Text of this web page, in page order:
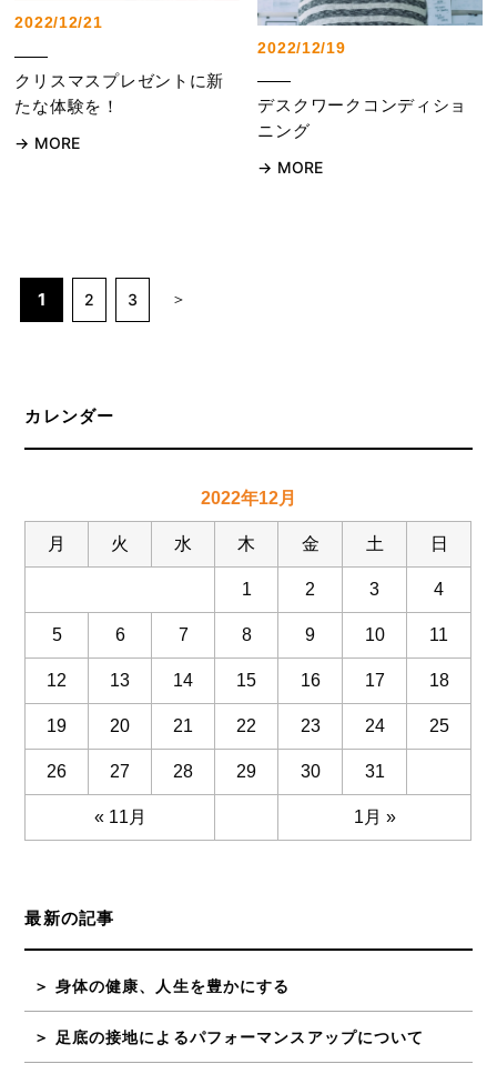
カレンダー
2022年12月
月 火 水 木 金 土 日
« 11月 1月 »
1 2 3 4
5 6 7 8 9 10 11
12 13 14 15 16 17 18
19 20 21 22 23 24 25
26 27 28 29 30 31
最新の記事
身体の健康、人生を豊かにする
足底の接地によるパフォーマンスアップについて
2022/12/21
クリスマスプレゼントに新
たな体験を！
MORE
2022/12/19
デスクワークコンディショ
ニング
MORE
1 2 3